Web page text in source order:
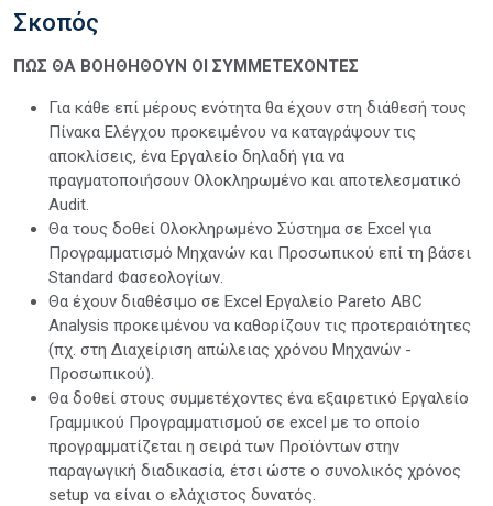
Σκοπός
ΠΩΣ ΘΑ ΒΟΗΘΗΘΟΥΝ ΟΙ ΣΥΜΜΕΤΕΧΟΝΤΕΣ
Για κάθε επί μέρους ενότητα θα έχουν στη διάθεσή τους
Πίνακα Ελέγχου προκειμένου να καταγράψουν τις
αποκλίσεις, ένα Εργαλείο δηλαδή για να
πραγματοποιήσουν Ολοκληρωμένο και αποτελεσματικό
Audit.
Θα τους δοθεί Ολοκληρωμένο Σύστημα σε Excel για
Προγραμματισμό Μηχανών και Προσωπικού επί τη βάσει
Standard Φασεολογίων.
Θα έχουν διαθέσιμο σε Excel Εργαλείο Pareto ABC
Analysis προκειμένου να καθορίζουν τις προτεραιότητες
(πχ. στη Διαχείριση απώλειας χρόνου Μηχανών -
Προσωπικού).
Θα δοθεί στους συμμετέχοντες ένα εξαιρετικό Εργαλείο
Γραμμικού Προγραμματισμού σε excel με το οποίο
προγραμματίζεται η σειρά των Προϊόντων στην
παραγωγική διαδικασία, έτσι ώστε ο συνολικός χρόνος
setup να είναι ο ελάχιστος δυνατός.